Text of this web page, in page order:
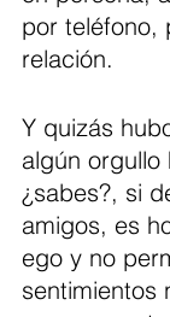
por teléfono,
relación.
Y quizás
algún orgullo
¿sabes?, si
amigos, es
ego y no
sentimientos